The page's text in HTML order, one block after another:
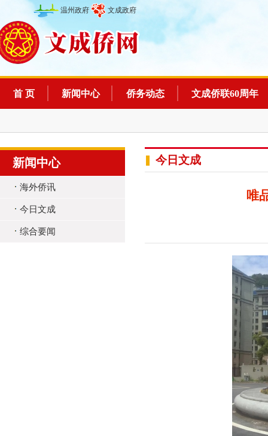
温州政府 文成政府
首 页 新闻中心 侨务动态 文成侨联60周年
新闻中心
海外侨讯
今日文成
综合要闻
今日文成
唯